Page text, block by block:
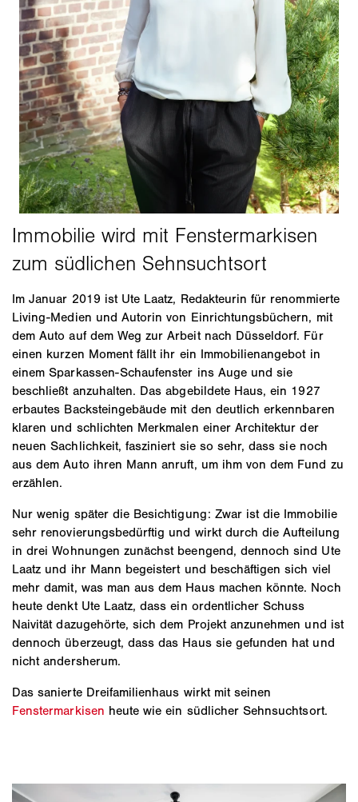
Im Januar 2019 ist Ute Laatz, Redakteurin für renommierte
Living-Medien und Autorin von Einrichtungsbüchern, mit
dem Auto auf dem Weg zur Arbeit nach Düsseldorf. Für
einen kurzen Moment fällt ihr ein Immobilienangebot in
einem Sparkassen-Schaufenster ins Auge und sie
beschließt anzuhalten. Das abgebildete Haus, ein 1927
erbautes Backsteingebäude mit den deutlich erkennbaren
klaren und schlichten Merkmalen einer Architektur der
neuen Sachlichkeit, fasziniert sie so sehr, dass sie noch
aus dem Auto ihren Mann anruft, um ihm von dem Fund zu
erzählen.
Nur wenig später die Besichtigung: Zwar ist die Immobilie
sehr renovierungsbedürftig und wirkt durch die Aufteilung
in drei Wohnungen zunächst beengend, dennoch sind Ute
Laatz und ihr Mann begeistert und beschäftigen sich viel
mehr damit, was man aus dem Haus machen könnte. Noch
heute denkt Ute Laatz, dass ein ordentlicher Schuss
Naivität dazugehörte, sich dem Projekt anzunehmen und ist
dennoch überzeugt, dass das Haus sie gefunden hat und
nicht andersherum.
Das sanierte Dreifamilienhaus wirkt mit seinen
Fenstermarkisen heute wie ein südlicher Sehnsuchtsort.